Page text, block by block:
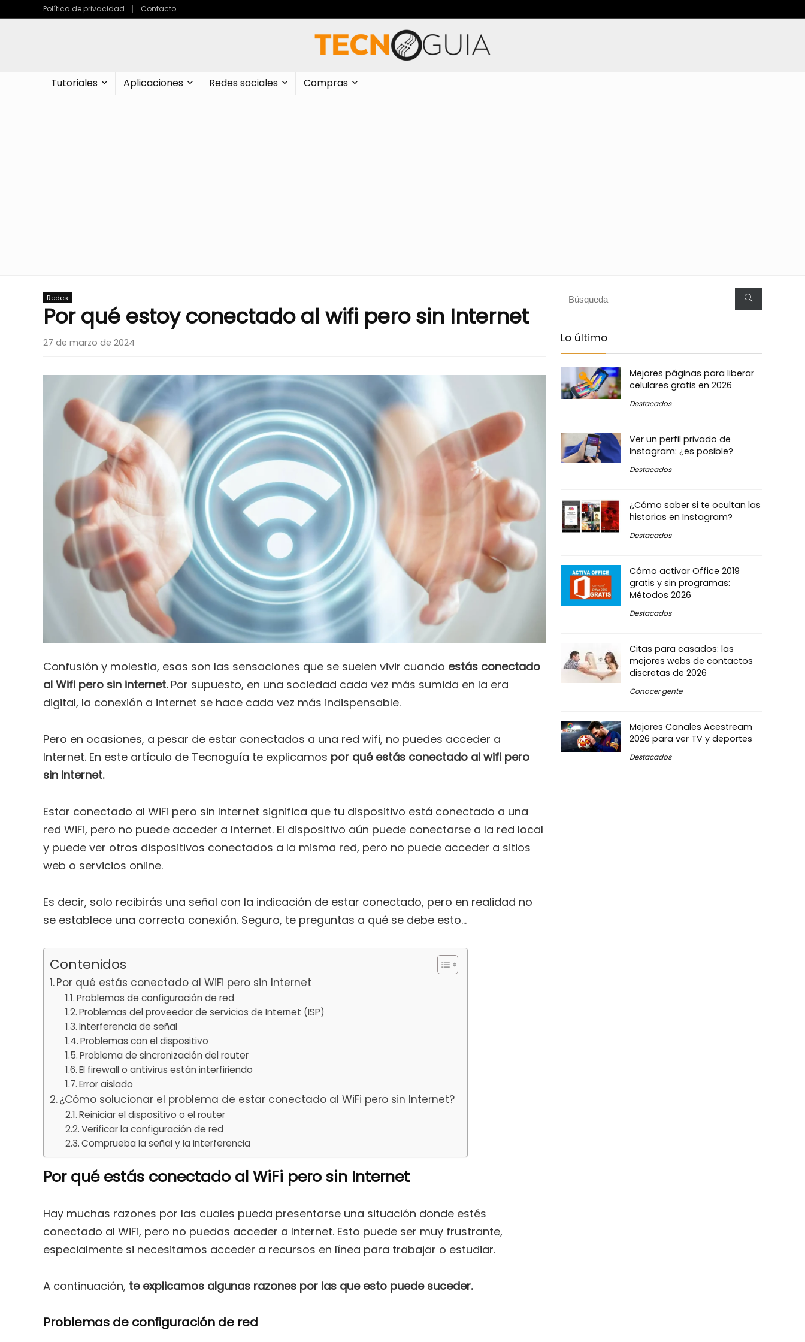
Política de privacidad Contacto
Tutoriales Aplicaciones Redes sociales Compras
Redes
Por qué estoy conectado al wifi pero sin Internet
27 de marzo de 2024
Confusión y molestia, esas son las sensaciones que se suelen vivir cuando estás conectado
al Wifi pero sin internet. Por supuesto, en una sociedad cada vez más sumida en la era
digital, la conexión a internet se hace cada vez más indispensable.
Pero en ocasiones, a pesar de estar conectados a una red wifi, no puedes acceder a
Internet. En este artículo de Tecnoguía te explicamos por qué estás conectado al wifi pero
sin Internet.
Estar conectado al WiFi pero sin Internet significa que tu dispositivo está conectado a una
red WiFi, pero no puede acceder a Internet. El dispositivo aún puede conectarse a la red local
y puede ver otros dispositivos conectados a la misma red, pero no puede acceder a sitios
web o servicios online.
Es decir, solo recibirás una señal con la indicación de estar conectado, pero en realidad no
se establece una correcta conexión. Seguro, te preguntas a qué se debe esto…
Contenidos
Por qué estás conectado al WiFi pero sin Internet
Problemas de configuración de red
Problemas del proveedor de servicios de Internet (ISP)
Interferencia de señal
Problemas con el dispositivo
Problema de sincronización del router
El firewall o antivirus están interfiriendo
Error aislado
¿Cómo solucionar el problema de estar conectado al WiFi pero sin Internet?
Reiniciar el dispositivo o el router
Verificar la configuración de red
Comprueba la señal y la interferencia
Por qué estás conectado al WiFi pero sin Internet
Hay muchas razones por las cuales pueda presentarse una situación donde estés
conectado al WiFi, pero no puedas acceder a Internet. Esto puede ser muy frustrante,
especialmente si necesitamos acceder a recursos en línea para trabajar o estudiar.
A continuación, te explicamos algunas razones por las que esto puede suceder.
Problemas de configuración de red
Lo último
Mejores páginas para liberar
celulares gratis en 2026
Destacados
Ver un perfil privado de
Instagram: ¿es posible?
Destacados
¿Cómo saber si te ocultan las
historias en Instagram?
Destacados
Cómo activar Office 2019
gratis y sin programas:
Métodos 2026
Destacados
Citas para casados: las
mejores webs de contactos
discretas de 2026
Conocer gente
Mejores Canales Acestream
2026 para ver TV y deportes
Destacados